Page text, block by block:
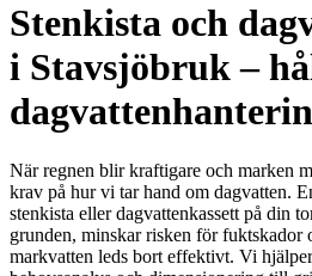
Stenkista och
i Stavsjöbruk –
När regnen blir kraftigare och marken
krav på hur vi tar hand om dagvatten.
stenkista eller dagvattenkassett på din
grunden, minskar risken för fuktskador
markvatten leds bort effektivt. Vi